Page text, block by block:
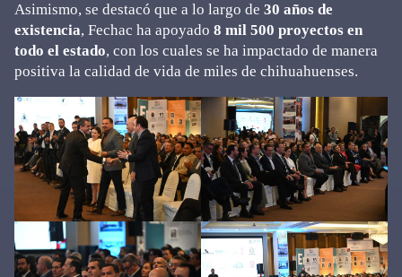
Asimismo, se destacó que a lo largo de 30 años de
existencia, Fechac ha apoyado 8 mil 500 proyectos en
todo el estado, con los cuales se ha impactado de manera
positiva la calidad de vida de miles de chihuahuenses.